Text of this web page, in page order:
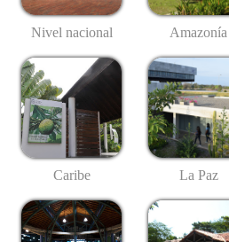
Nivel nacional Amazonía
Caribe La Paz